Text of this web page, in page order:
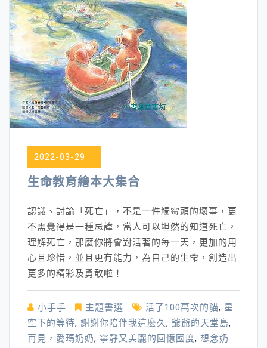
2022-03-29
生命教育繪本大集合
認識、討論「死亡」，不是一件觸霉頭的壞事，更
不需覺得是一種忌諱，當人可以坦然的知道死亡，
理解死亡，那麼你將會對活著的每一天，更加的用
心且珍惜，並且更有能力，為自己的生命，創造出
更多的精彩及勇敢啦！
小手手 主題書選 活了100萬次的貓, 星
空下的等待, 謝謝你陪伴我這麼久 , 爺爺的天堂島,
再見，愛瑪奶奶, 寧靜又美麗的回憶國度, 想念奶